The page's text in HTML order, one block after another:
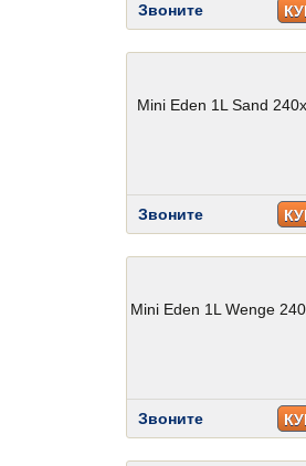
Звоните
Mini Eden 1L Sand
Звоните
Mini Eden 1L Wenge
Звоните